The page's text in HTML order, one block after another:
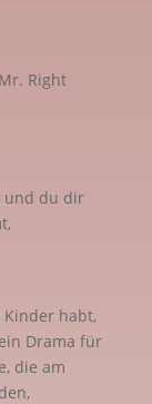
Right
und du dir
habt,
Drama für
die am